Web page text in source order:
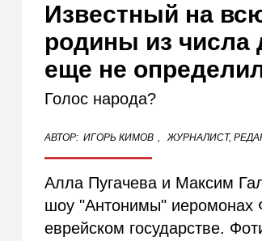
Известный на
родины из числа
еще не
Голос народа?
АВТОР: ИГОРЬ КИМОВ , ЖУРНАЛИСТ,
Алла Пугачева и Максим
шоу "Антонимы" иеромонах
еврейском государстве.